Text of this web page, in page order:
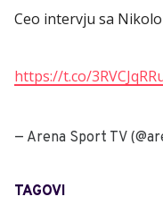
Ceo intervju sa
https://t.co/
— Arena Sport TV
TAGOVI